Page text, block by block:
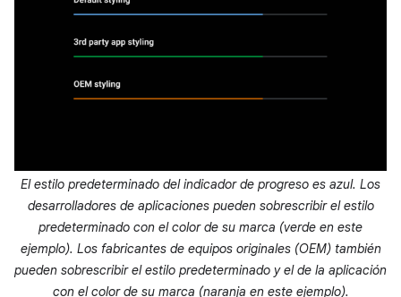
El estilo predeterminado del indicador de progreso es azul. Los
desarrolladores de aplicaciones pueden sobrescribir el estilo
predeterminado con el color de su marca (verde en este
ejemplo). Los fabricantes de equipos originales (OEM) también
pueden sobrescribir el estilo predeterminado y el de la aplicación
con el color de su marca (naranja en este ejemplo).